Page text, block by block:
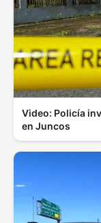
Video: Policía
en Juncos